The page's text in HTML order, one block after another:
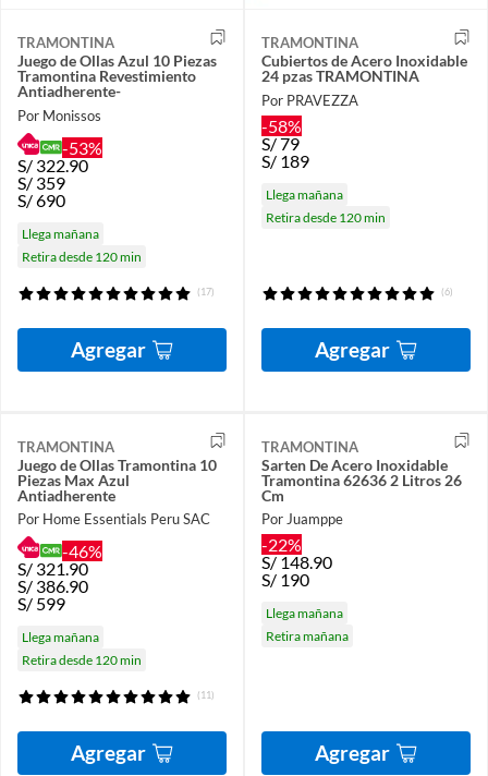
TRAMONTINA
Juego de Ollas Azul 10 Piezas
Tramontina Revestimiento
Antiadherente-
Por Monissos
-53%
S/ 322.90
S/ 359
S/690
Llega mañana
Retira desde 120 min
(17)
Agregar
TRAMONTINA
Cubiertos de Acero Inoxidable
24 pzas TRAMONTINA
Por PRAVEZZA
-58%
S/79
S/ 189
Llega mañana
Retira desde 120 min
(6)
Agregar
TRAMONTINA
Juego de Ollas Tramontina 10
Piezas Max Azul
Antiadherente
Por Home Essentials Peru SAC
-46%
S/ 321.90
S/ 386.90
S/ 599
Llega mañana
Retira desde 120 min
(11)
Agregar
TRAMONTINA
Sarten De Acero Inoxidable
Tramontina 62636 2 Litros 26
Cm
Por Juamppe
-22%
S/148.90
S/ 190
Llega mañana
Retira mañana
Agregar